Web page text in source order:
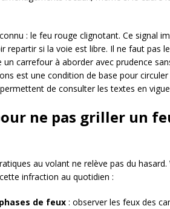
: le feu rouge clignotant. Ce signal
repartir si la voie est libre. Il ne faut pas
carrefour à aborder avec prudence
est une condition de base pour
permettent de consulter les textes en
ne pas griller un
au volant ne relève pas du
infraction au quotidien :
de feux : observer les feux des